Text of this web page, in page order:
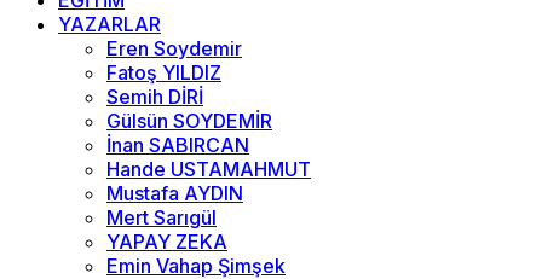
YAZARLAR
Eren Soydemir
Fatoş YILDIZ
Semih DİRİ
Gülsün SOYDEMİR
İnan SABIRCAN
Hande USTAMAHMUT
Mustafa AYDIN
Mert Sarıgül
YAPAY ZEKA
Emin Vahap Şimşek